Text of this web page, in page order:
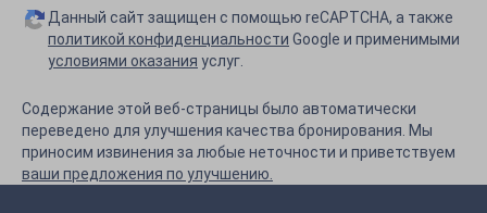
Данный сайт защищен с помощью reCAPTCHA, а также
политикой конфиденциальности Google и применимыми
условиями оказания услуг.
Содержание этой веб-страницы было автоматически
переведено для улучшения качества бронирования. Мы
приносим извинения за любые неточности и приветствуем
ваши предложения по улучшению.